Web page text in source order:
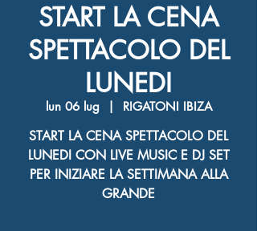
START LA CENA
SPETTACOLO DEL
LUNEDI
lun 06 lug
  |
RIGATONI IBIZA
START LA CENA SPETTACOLO DEL
LUNEDI CON LIVE MUSIC E DJ SET
PER INIZIARE LA SETTIMANA ALLA
GRANDE